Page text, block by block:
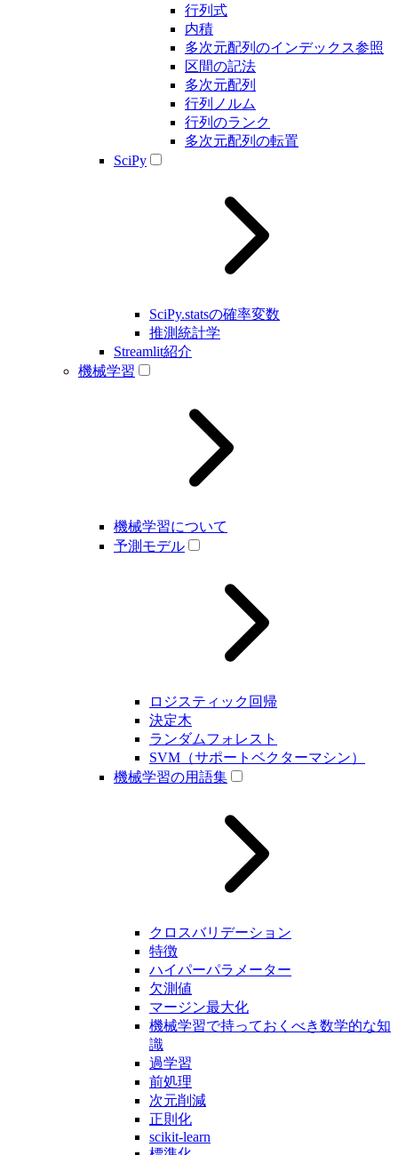
行列式
内積
多次元配列のインデックス参照
区間の記法
多次元配列
行列ノルム
行列のランク
多次元配列の転置
SciPy
SciPy.statsの確率変数
推測統計学
Streamlit紹介
機械学習
機械学習について
予測モデル
ロジスティック回帰
決定木
ランダムフォレスト
SVM（サポートベクターマシン）
機械学習の用語集
クロスバリデーション
特徴
ハイパーパラメーター
欠測値
マージン最大化
機械学習で持っておくべき数学的な知
識
過学習
前処理
次元削減
正則化
scikit-learn